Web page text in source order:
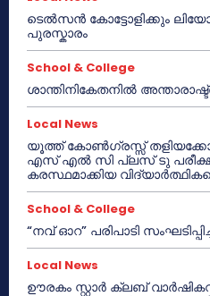
ടെൽസൻ കോട്ടോളിക്കും
പുരസ്കാരം
School & College
ശാന്തിനികേതനിൽ
Local News
യൂത്ത് കോൺഗ്രസ്സ്
എസ് എൽ സി പ്ലസ് ടു
കരസ്ഥമാക്കിയ
School & College
“നവ് ഓറ” പരിപാടി
Local News
ഊരകം സ്റ്റാർ ക്ലബ്